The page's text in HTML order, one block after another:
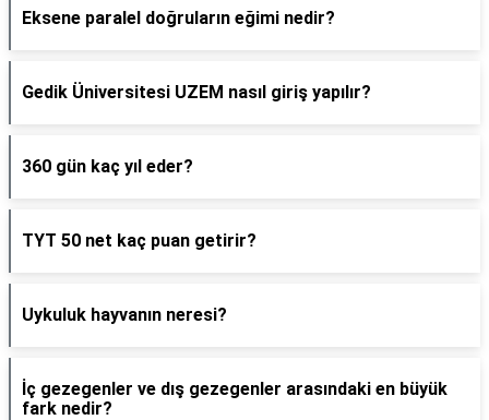
Eksene paralel doğruların eğimi nedir?
Gedik Üniversitesi UZEM nasıl giriş yapılır?
360 gün kaç yıl eder?
TYT 50 net kaç puan getirir?
Uykuluk hayvanın neresi?
İç gezegenler ve dış gezegenler arasındaki en büyük
fark nedir?